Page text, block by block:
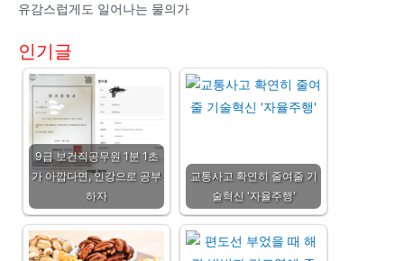
유감스럽게도 일어나는 물의가
인기글
9급 보건직공무원 1분 1초
가 아깝다면, 인강으로 공부
하자
교통사고 확연히 줄여줄 기
술혁신 '자율주행'